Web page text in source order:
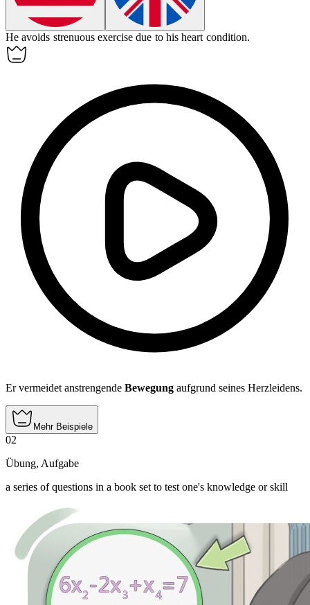
He avoids strenuous exercise due to his heart condition.
Er vermeidet anstrengende Bewegung aufgrund seines Herzleidens.
Mehr Beispiele
02
Übung, Aufgabe
a series of questions in a book set to test one's knowledge or skill